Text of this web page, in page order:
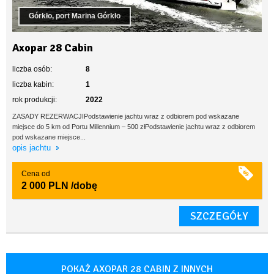
Górkło, port Marina Górkło
Axopar 28 Cabin
liczba osób:
8
liczba kabin:
1
rok produkcji:
2022
ZASADY REZERWACJIPodstawienie jachtu wraz z odbiorem pod wskazane
miejsce do 5 km od Portu Millennium – 500 złPodstawienie jachtu wraz z odbiorem
pod wskazane miejsce...
opis jachtu
Cena od
2 000 PLN /dobę
SZCZEGÓŁY
POKAŻ AXOPAR 28 CABIN Z INNYCH